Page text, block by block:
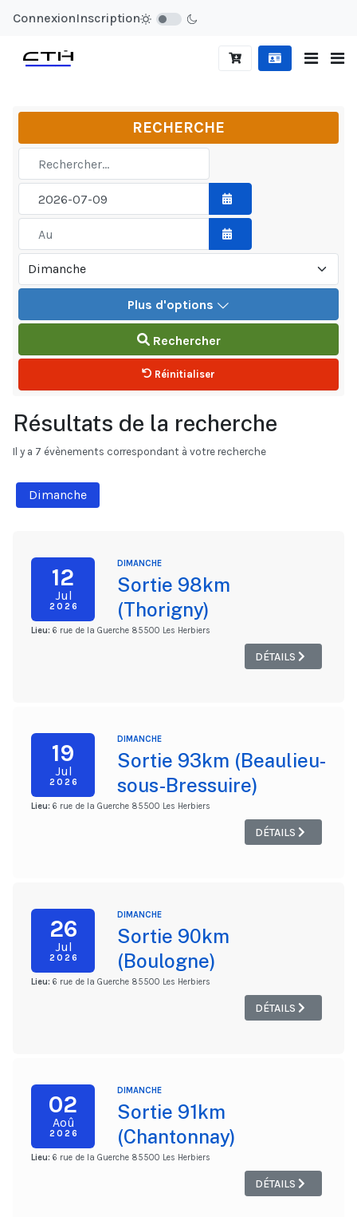
ConnexionInscription
RECHERCHE
Plus d'options
Rechercher
Réinitialiser
Résultats de la recherche
Il y a 7 évènements correspondant à votre recherche
Dimanche
12
Jul
2026
DIMANCHE
Sortie 98km
(Thorigny)
Lieu: 6 rue de la Guerche 85500 Les Herbiers
DÉTAILS
19
Jul
2026
DIMANCHE
Sortie 93km (Beaulieu-
sous-Bressuire)
Lieu: 6 rue de la Guerche 85500 Les Herbiers
DÉTAILS
26
Jul
2026
DIMANCHE
Sortie 90km
(Boulogne)
Lieu: 6 rue de la Guerche 85500 Les Herbiers
DÉTAILS
02
Aoû
2026
DIMANCHE
Sortie 91km
(Chantonnay)
Lieu: 6 rue de la Guerche 85500 Les Herbiers
DÉTAILS